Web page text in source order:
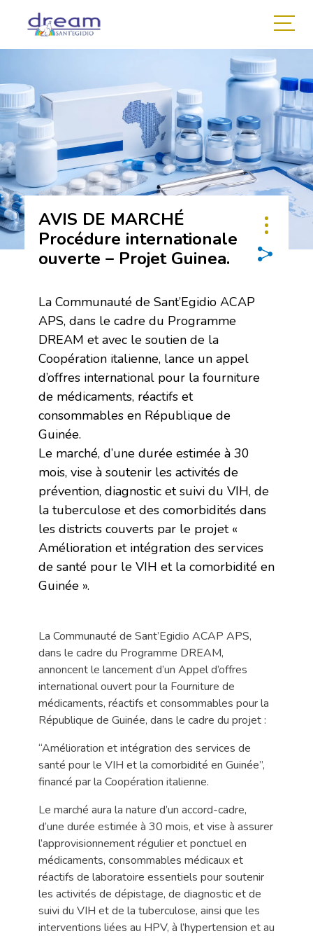
AVIS DE MARCHÉ
Procédure internationale
ouverte – Projet Guinea.
La Communauté de Sant’Egidio ACAP
APS, dans le cadre du Programme
DREAM et avec le soutien de la
Coopération italienne, lance un appel
d’offres international pour la fourniture
de médicaments, réactifs et
consommables en République de
Guinée.
Le marché, d’une durée estimée à 30
mois, vise à soutenir les activités de
prévention, diagnostic et suivi du VIH, de
la tuberculose et des comorbidités dans
les districts couverts par le projet «
Amélioration et intégration des services
de santé pour le VIH et la comorbidité en
Guinée ».
La Communauté de Sant’Egidio ACAP APS,
dans le cadre du Programme DREAM,
annoncent le lancement d’un Appel d’offres
international ouvert pour la Fourniture de
médicaments, réactifs et consommables pour la
République de Guinée, dans le cadre du projet :
“Amélioration et intégration des services de
santé pour le VIH et la comorbidité en Guinée”,
financé par la Coopération italienne.
Le marché aura la nature d’un accord-cadre,
d’une durée estimée à 30 mois, et vise à assurer
l’approvisionnement régulier et ponctuel en
médicaments, consommables médicaux et
réactifs de laboratoire essentiels pour soutenir
les activités de dépistage, de diagnostic et de
suivi du VIH et de la tuberculose, ainsi que les
interventions liées au HPV, à l’hypertension et au